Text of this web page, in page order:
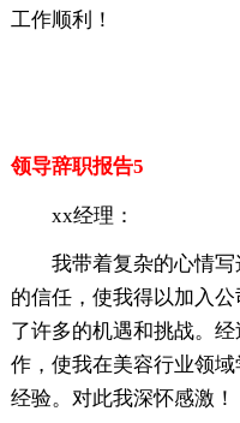
工作顺利！
领导辞职报告5
xx经理：
我带着复杂的心情
的信任，使我得以加入
了许多的机遇和挑战。
作，使我在美容行业领
经验。对此我深怀感激！